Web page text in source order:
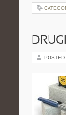
POSTED